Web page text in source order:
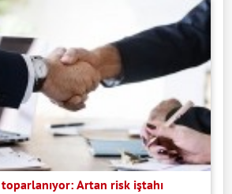
Artan risk iştahı